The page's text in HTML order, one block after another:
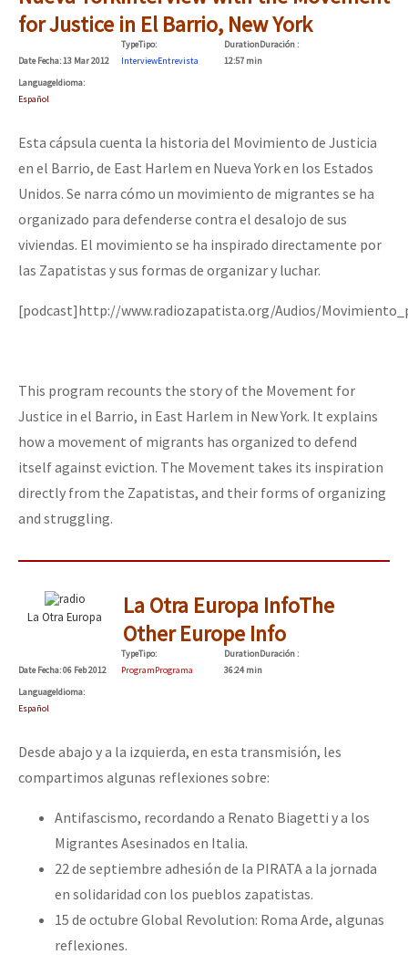
Mundo
La Sexta
Megaproyectos
Migración
Presos
Mujeres
Audio
Video
Otras secciones
la naturaleza bajo asedio)
Libros para descargar
COVID-19
Eventos
Dia 1: Encontro “Guerra contra a Humanidade”
[CDMX – 20 julio] Jornadas globales por la libertad de Jesús
“Sonhando a Terra do Bem Virá” se publica no Estado Espanhol
Se o México sabe, que o mundo saiba! Nossas lutas pela
[25 abr – CDMX] Tokín por el CNI: 30 años de Resistencia y
for Justice in El Barrio, New York
DateFecha: 13 Mar 2012
TypeTipo:
InterviewEntrevista
DurationDuración:
12:57 min
LanguageIdioma:
Español
Esta cápsula cuenta la historia del Movimiento de Justicia
en el Barrio, de East Harlem en Nueva York en los Estados
Unidos. Se narra cómo un movimiento de migrantes se ha
organizado para defenderse contra el desalojo de sus
viviendas. El movimiento se ha inspirado directamente por
las Zapatistas y sus formas de organizar y luchar.
[podcast]http://www.radiozapatista.org/Audios/
This program recounts the story of the Movement for
Justice in el Barrio, in East Harlem in New York. It explains
how a movement of migrants has organized to defend
itself against eviction. The Movement takes its inspiration
directly from the Zapatistas, and their forms of organizing
and struggling.
La Otra Europa La Otra Europa InfoThe
Other Europe Info
DateFecha: 06 Feb 2012
TypeTipo:
ProgramPrograma
DurationDuración:
36:24 min
LanguageIdioma:
Español
Desde abajo y a la izquierda, en esta transmisión, les
compartimos algunas reflexiones sobre:
Antifascismo, recordando a Renato Biagetti y a los
Migrantes Asesinados en Italia.
22 de septiembre adhesión de la PIRATA a la jornada
en solidaridad con los pueblos zapatistas.
15 de octubre Global Revolution: Roma Arde, algunas
reflexiones.